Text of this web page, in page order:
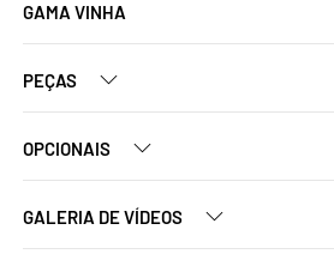
GAMA VINHA
PEÇAS
OPCIONAIS
GALERIA DE VÍDEOS